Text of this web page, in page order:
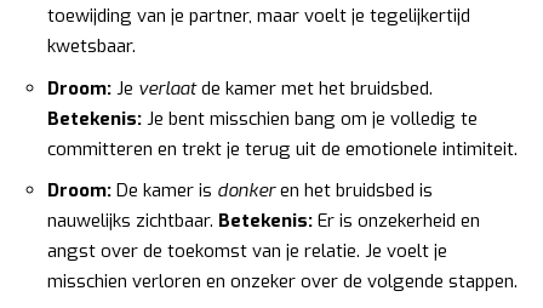
toewijding van je partner, maar voelt je tegelijkertijd
kwetsbaar.
Droom: Je verlaatde kamer met het bruidsbed.
Betekenis: Je bent misschien bang om je volledig te
committeren en trekt je terug uit de emotionele intimiteit.
Droom: De kamer is donkeren het bruidsbed is
nauwelijks zichtbaar. Betekenis: Er is onzekerheid en
angst over de toekomst van je relatie. Je voelt je
misschien verloren en onzeker over de volgende stappen.